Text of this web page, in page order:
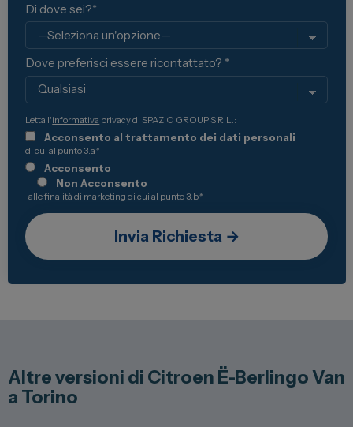
Di dove sei?*
Dove preferisci essere ricontattato? *
Letta l'informativa privacy di SPAZIO GROUP S.R.L.:
Acconsento al trattamento dei dati personali
di cui al punto 3.a*
Acconsento
Non Acconsento
alle finalità di marketing di cui al punto 3.b*
Altre versioni di Citroen Ë-Berlingo Van
a Torino